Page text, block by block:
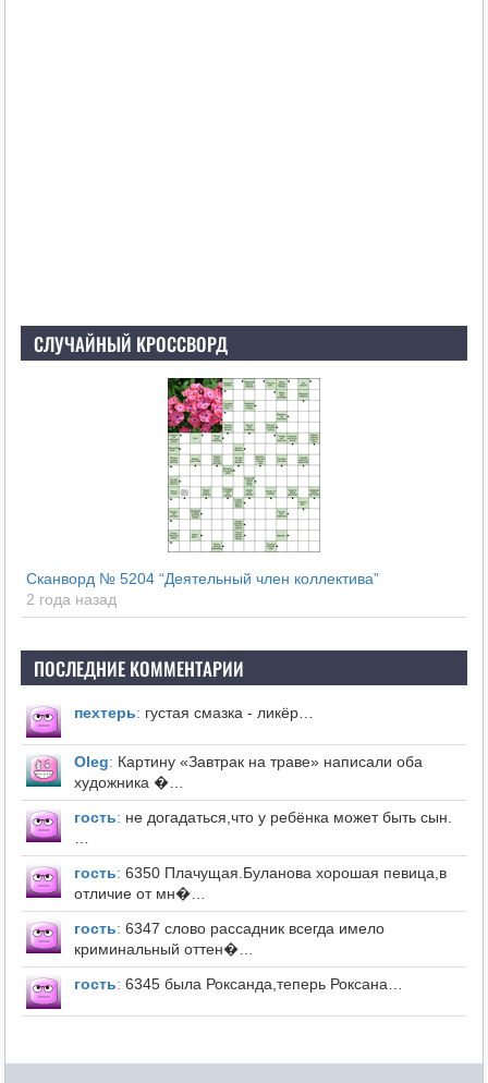
СЛУЧАЙНЫЙ КРОССВОРД
Сканворд № 5204 “Деятельный член коллектива”
2 года назад
ПОСЛЕДНИЕ КОММЕНТАРИИ
пехтерь: густая смазка - ликёр…
Оleg: Картину «Завтрак на траве» написали оба
художника �…
гость: не догадаться,что у ребёнка может быть сын.
…
гость: 6350 Плачущая.Буланова хорошая певица,в
отличие от мн�…
гость: 6347 слово рассадник всегда имело
криминальный оттен�…
гость: 6345 была Роксанда,теперь Роксана…